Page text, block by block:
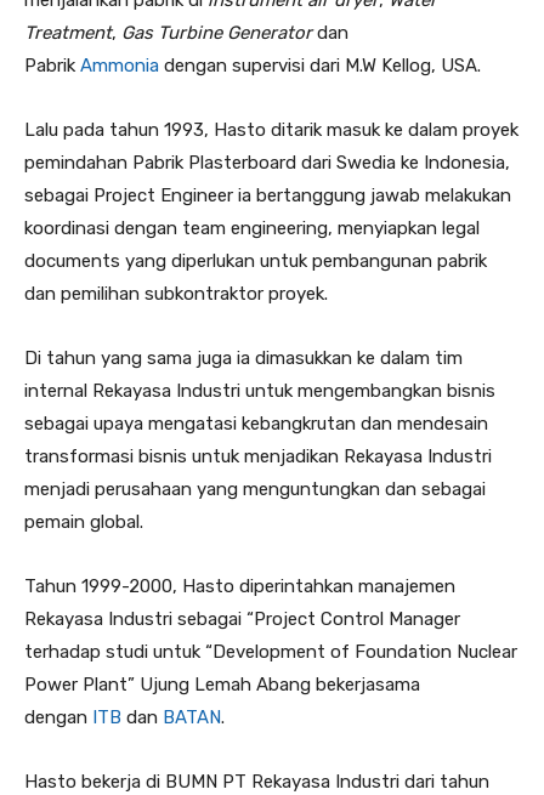
Treatment, Gas Turbine Generatordan
Pabrik Ammonia dengan supervisi dari M.W Kellog, USA.
Lalu pada tahun 1993, Hasto ditarik masuk ke dalam proyek
pemindahan Pabrik Plasterboard dari Swedia ke Indonesia,
sebagai Project Engineer ia bertanggung jawab melakukan
koordinasi dengan team engineering, menyiapkan legal
documents yang diperlukan untuk pembangunan pabrik
dan pemilihan subkontraktor proyek.
Di tahun yang sama juga ia dimasukkan ke dalam tim
internal Rekayasa Industri untuk mengembangkan bisnis
sebagai upaya mengatasi kebangkrutan dan mendesain
transformasi bisnis untuk menjadikan Rekayasa Industri
menjadi perusahaan yang menguntungkan dan sebagai
pemain global.
Tahun 1999-2000, Hasto diperintahkan manajemen
Rekayasa Industri sebagai “Project Control Manager
terhadap studi untuk “Development of Foundation Nuclear
Power Plant” Ujung Lemah Abang bekerjasama
dengan ITB dan BATAN.
Hasto bekerja di BUMN PT Rekayasa Industri dari tahun